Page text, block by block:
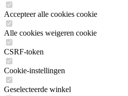
Accepteer alle cookies cookie
Alle cookies weigeren cookie
CSRF-token
Cookie-instellingen
Geselecteerde winkel